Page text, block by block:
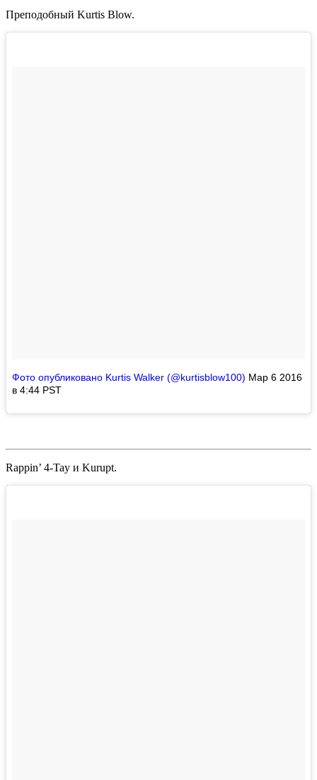
Преподобный Kurtis Blow.
Фото опубликовано Kurtis Walker (@kurtisblow100) Мар 6 2016
в 4:44 PST
Rappin’ 4-Tay и Kurupt.